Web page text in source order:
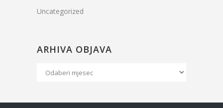
Uncategorized
ARHIVA OBJAVA
Arhiva